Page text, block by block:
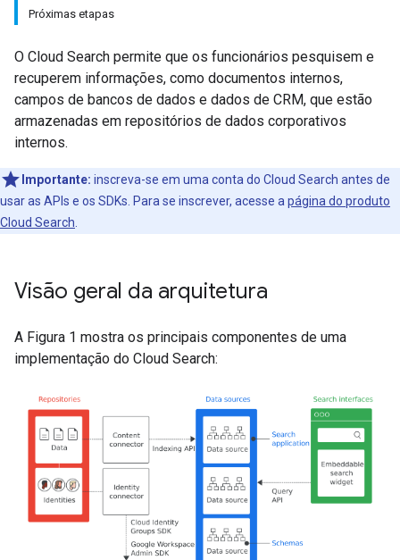
Próximas etapas
O Cloud Search permite que os funcionários pesquisem e
recuperem informações, como documentos internos,
campos de bancos de dados e dados de CRM, que estão
armazenadas em repositórios de dados corporativos
internos.
Importante: inscreva-se em uma conta do Cloud Search antes de
usar as APIs e os SDKs. Para se inscrever, acesse a página do produto
Cloud Search
Visão geral da arquitetura
A Figura 1 mostra os principais componentes de uma
implementação do Cloud Search: